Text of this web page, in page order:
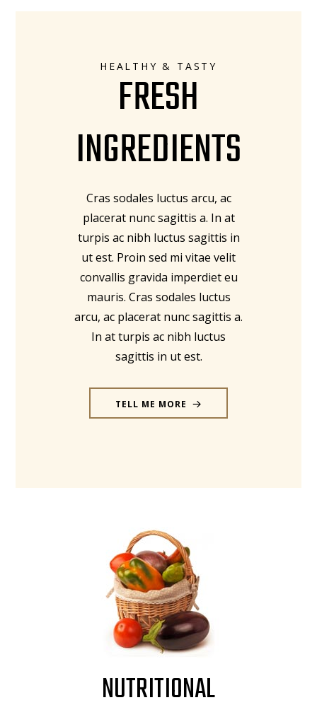
HEALTHY & TASTY
FRESH
INGREDIENTS
Cras sodales luctus arcu, ac
placerat nunc sagittis a. In at
turpis ac nibh luctus sagittis in
ut est. Proin sed mi vitae velit
convallis gravida imperdiet eu
mauris. Cras sodales luctus
arcu, ac placerat nunc sagittis a.
In at turpis ac nibh luctus
sagittis in ut est.
TELL ME MORE
NUTRITIONAL